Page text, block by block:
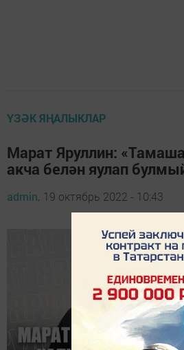
ҮЗӘК ЯҢАЛЫКЛАР
Марат Яруллин:
акча белән яулап
admin, 19 октябрь 2022 - 10:43